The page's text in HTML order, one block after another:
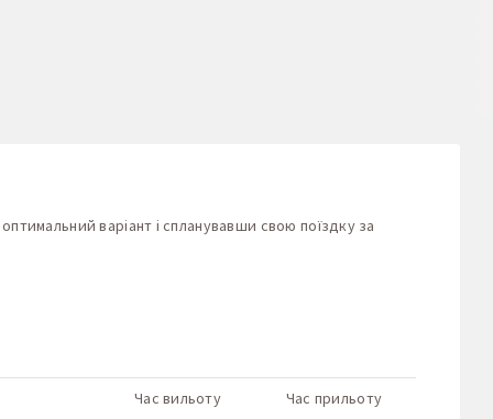
варіант і спланувавши свою поїздку за
Час вильоту Час прильоту